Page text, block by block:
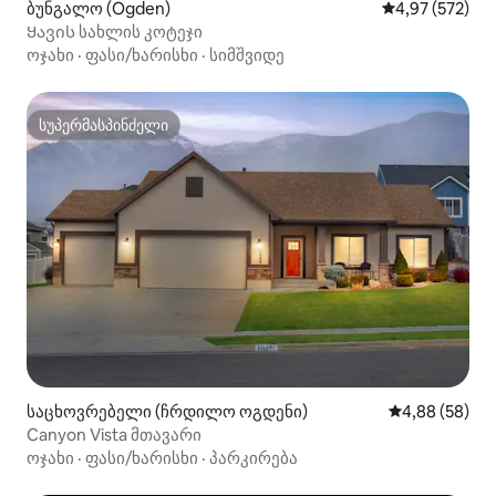
ბუნგალო (Ogden) საშუალო
4,97 (572)
Ყავის სახლის კოტეჯი
ოჯახი · ფასი/ხარისხი · სიმშვიდე
სუპერმასპინძელი
სუპერმასპინძელი
საცხოვრებელი (ჩრდილო ოგდენი) საშუალო
4,88 (58)
Canyon Vista მთავარი
ოჯახი · ფასი/ხარისხი · პარკირება